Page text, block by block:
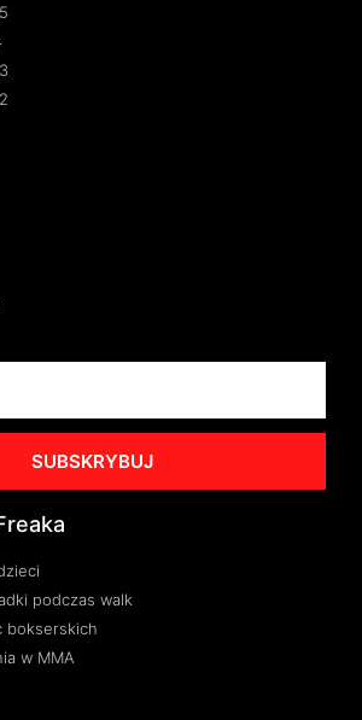
SUBSKRYBUJ
podczas walk
bokserskich
w MMA